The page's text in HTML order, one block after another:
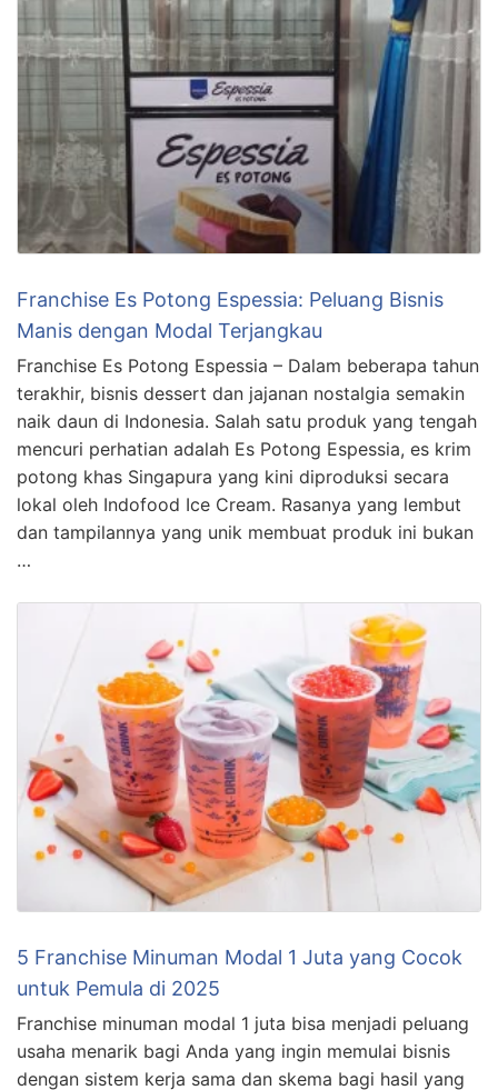
Franchise Es Potong Espessia: Peluang Bisnis
Manis dengan Modal Terjangkau
Franchise Es Potong Espessia – Dalam beberapa tahun
terakhir, bisnis dessert dan jajanan nostalgia semakin
naik daun di Indonesia. Salah satu produk yang tengah
mencuri perhatian adalah Es Potong Espessia, es krim
potong khas Singapura yang kini diproduksi secara
lokal oleh Indofood Ice Cream. Rasanya yang lembut
dan tampilannya yang unik membuat produk ini bukan
…
5 Franchise Minuman Modal 1 Juta yang Cocok
untuk Pemula di 2025
Franchise minuman modal 1 juta bisa menjadi peluang
usaha menarik bagi Anda yang ingin memulai bisnis
dengan sistem kerja sama dan skema bagi hasil yang